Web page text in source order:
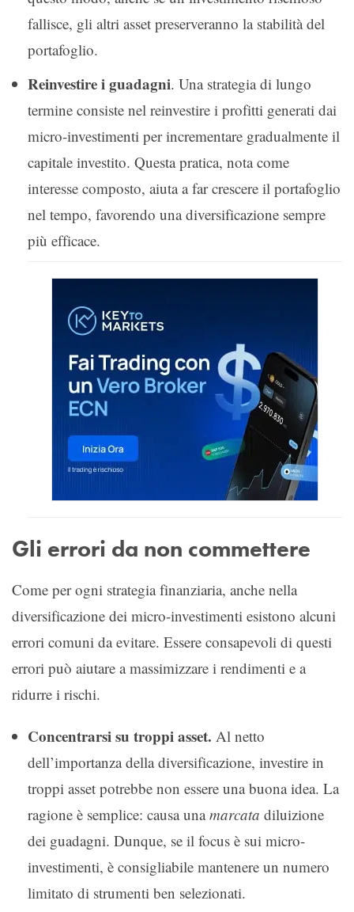
fallisce, gli altri asset preserveranno la stabilità del
portafoglio.
Reinvestire i guadagni. Una strategia di lungo
termine consiste nel reinvestire i profitti generati dai
micro-investimenti per incrementare gradualmente il
capitale investito. Questa pratica, nota come
interesse composto, aiuta a far crescere il portafoglio
nel tempo, favorendo una diversificazione sempre
più efficace.
Gli errori da non commettere
Come per ogni strategia finanziaria, anche nella
diversificazione dei micro-investimenti esistono alcuni
errori comuni da evitare. Essere consapevoli di questi
errori può aiutare a massimizzare i rendimenti e a
ridurre i rischi.
Concentrarsi su troppi asset. Al netto
dell’importanza della diversificazione, investire in
troppi asset potrebbe non essere una buona idea. La
ragione è semplice: causa unamarcata diluizione
dei guadagni. Dunque, se il focus è sui micro-
investimenti, è consigliabile mantenere un numero
limitato di strumenti ben selezionati.